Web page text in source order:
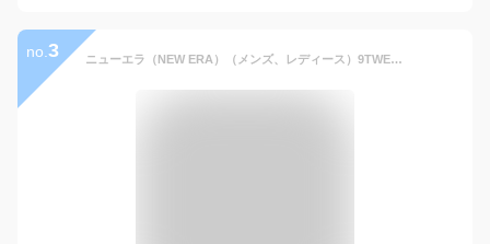
no. 3 ニューエラ（NEW ERA）（メンズ、レディース）9TWENTY クロスストラップ ウォッシュドコットン ロサンゼルス・ドジャース 13562187 MLB 帽子